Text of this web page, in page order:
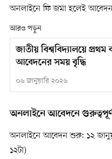
অনলাইনে ফি জমা হলেই আবেদন
আরও পড়ুন
জাতীয় বিশ্ববিদ্যালয়ে প্রথম
আবেদনের সময় বৃদ্ধি
০৬ জানুয়ারি ২০২৬
অনলাইনে আবেদনে
অনলাইনে আবেদন শুরু: ১২
১২টা)